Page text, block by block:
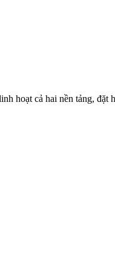
hoạt cả hai nền tảng,